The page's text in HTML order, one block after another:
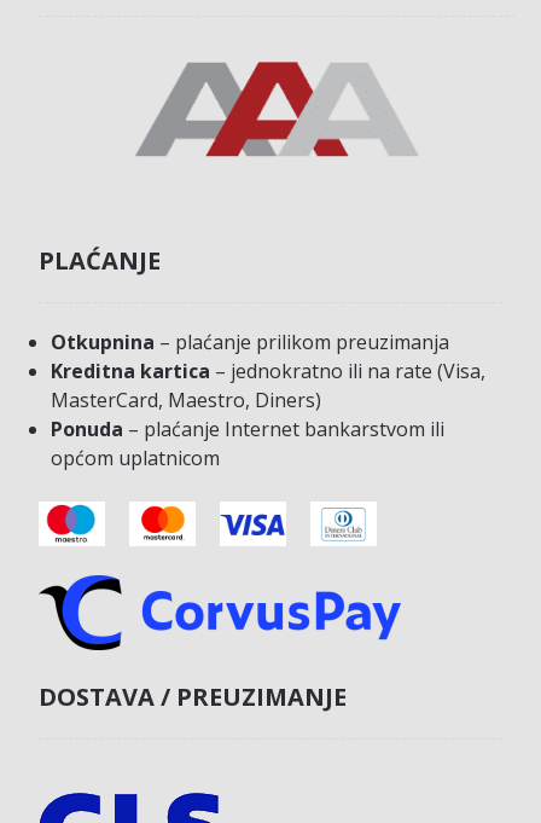
PLAĆANJE
Otkupnina – plaćanje prilikom preuzimanja
Kreditna kartica – jednokratno ili na rate (Visa,
MasterCard, Maestro, Diners)
Ponuda – plaćanje Internet bankarstvom ili
općom uplatnicom
DOSTAVA / PREUZIMANJE